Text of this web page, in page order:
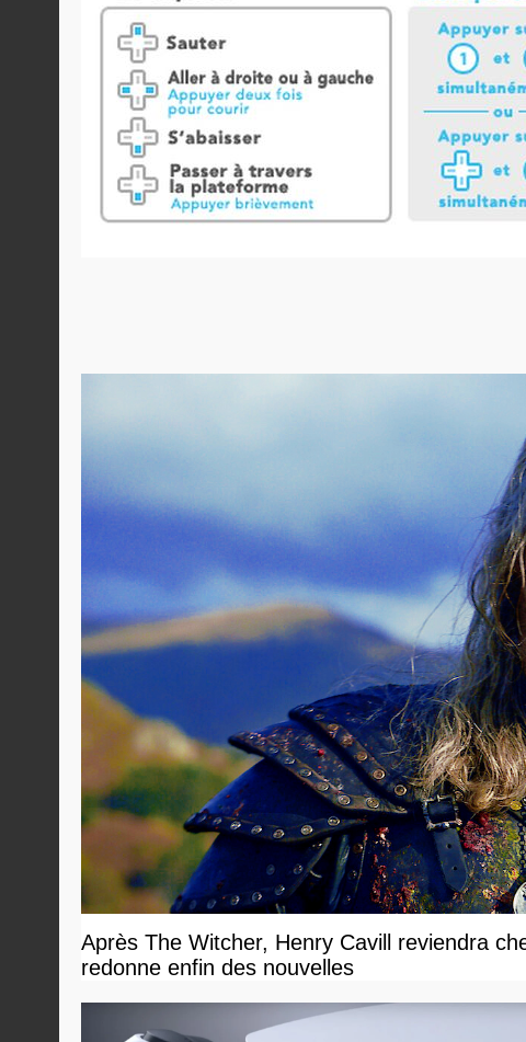
Après The Witcher, Henry Cavill reviendra
redonne enfin des nouvelles